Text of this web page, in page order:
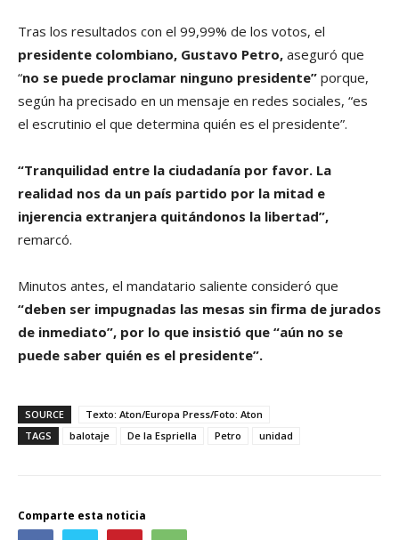
Tras los resultados con el 99,99% de los votos, el
presidente colombiano, Gustavo Petro, aseguró que
“no se puede proclamar ninguno presidente” porque,
según ha precisado en un mensaje en redes sociales, “es
el escrutinio el que determina quién es el presidente”.
“Tranquilidad entre la ciudadanía por favor. La
realidad nos da un país partido por la mitad e
injerencia extranjera quitándonos la libertad”,
remarcó.
Minutos antes, el mandatario saliente consideró que
“deben ser impugnadas las mesas sin firma de jurados
de inmediato”, por lo que insistió que “aún no se
puede saber quién es el presidente”.
SOURCE
Texto: Aton/Europa Press/Foto: Aton
TAGS
balotaje De la Espriella Petro unidad
Comparte esta noticia